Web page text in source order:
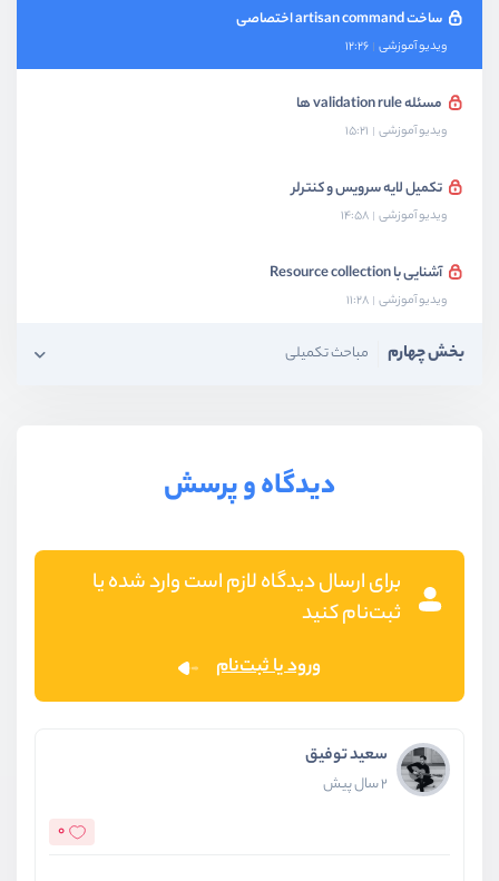
ساخت artisan command اختصاصی
ویدیو آموزشی 12:26
مسئله validation rule ها
ویدیو آموزشی 15:21
تکمیل لایه سرویس و کنترلر
ویدیو آموزشی 14:58
آشنایی با Resource collection
ویدیو آموزشی 11:28
بخش چهارم مباحث تکمیلی
دیدگاه و پرسش
برای ارسال دیدگاه لازم است وارد شده یا
ثبت‌نام کنید
ورود یا ثبت‌نام
سعید توفیق
2 سال پیش
0